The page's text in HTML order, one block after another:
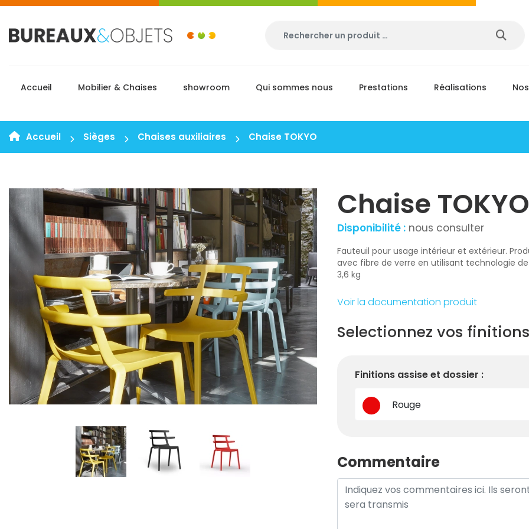
Accueil Mobilier & Chaises showroom Qui sommes nous Prestations Réalisations
Accueil Sièges Chaises auxiliaires Chaise TOKYO
Chaise TOKYO
Disponibilité :nous consulter
Fauteuil pour usage intérieur et extérieur.
avec fibre de verre en utilisant technologie
3,6 kg
Voir la documentation produit
Selectionnez vos finitions
Finitions assise et dossier :
Rouge
Commentaire